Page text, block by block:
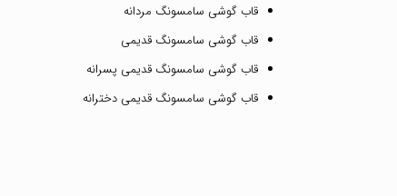
قاب گوشی سامسونگ مردانه
قاب گوشی سامسونگ قدیمی
قاب گوشی سامسونگ قدیمی پسرانه
قاب گوشی سامسونگ قدیمی دخترانه